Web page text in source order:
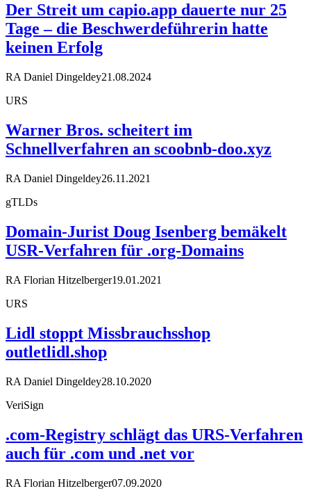
Der Streit um capio.app dauerte nur 25
Tage – die Beschwerdeführerin hatte
keinen Erfolg
RA Daniel Dingeldey21.08.2024
URS
Warner Bros. scheitert im
Schnellverfahren an scoobnb-doo.xyz
RA Daniel Dingeldey26.11.2021
gTLDs
Domain-Jurist Doug Isenberg bemäkelt
USR-Verfahren für .org-Domains
RA Florian Hitzelberger19.01.2021
URS
Lidl stoppt Missbrauchsshop
outletlidl.shop
RA Daniel Dingeldey28.10.2020
VeriSign
.com-Registry schlägt das URS-Verfahren
auch für .com und .net vor
RA Florian Hitzelberger07.09.2020